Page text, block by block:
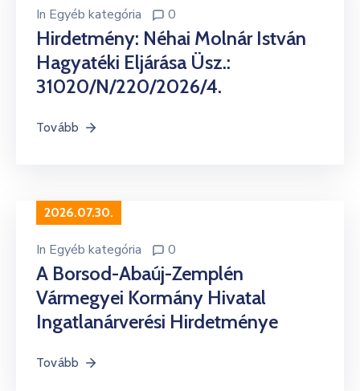
In Egyéb kategória 0
Hirdetmény: Néhai Molnár István
Hagyatéki Eljárása Üsz.:
31020/N/220/2026/4.
Tovább
2026.07.30.
In Egyéb kategória 0
A Borsod-Abaúj-Zemplén
Vármegyei Kormány Hivatal
Ingatlanárverési Hirdetménye
Tovább